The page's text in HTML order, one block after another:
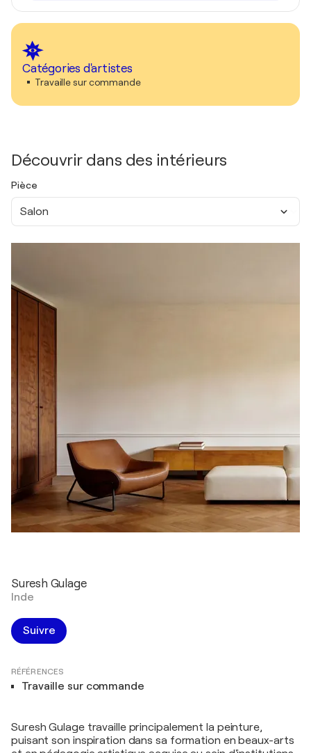
Catégories d'artistes
Travaille sur commande
Découvrir dans des intérieurs
Pièce
Salon
Suresh Gulage
Inde
Suivre
RÉFÉRENCES
Travaille sur commande
Suresh Gulage travaille principalement la peinture,
puisant son inspiration dans sa formation en beaux-arts